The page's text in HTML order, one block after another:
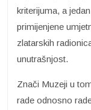
kriterijuma, a
primijenjene
zlatarskih
unutrašnjost.
Znači Muzeji u
rade odnosno